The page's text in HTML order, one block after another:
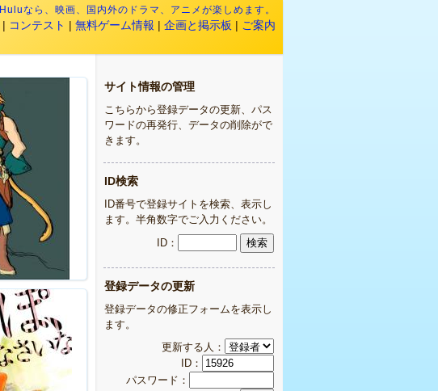
Huluなら、映画、国内外のドラマ、アニメが楽しめます。
| コンテスト | 無料ゲーム情報 | 企画と掲示板 | ご案内
サイト情報の管理
こちらから登録データの更新、パス
ワードの再発行、データの削除がで
きます。
ID検索
ID番号で登録サイトを検索、表示し
ます。半角数字でご入力ください。
ID：
登録データの更新
登録データの修正フォームを表示し
ます。
更新する人：
ID：
パスワード：